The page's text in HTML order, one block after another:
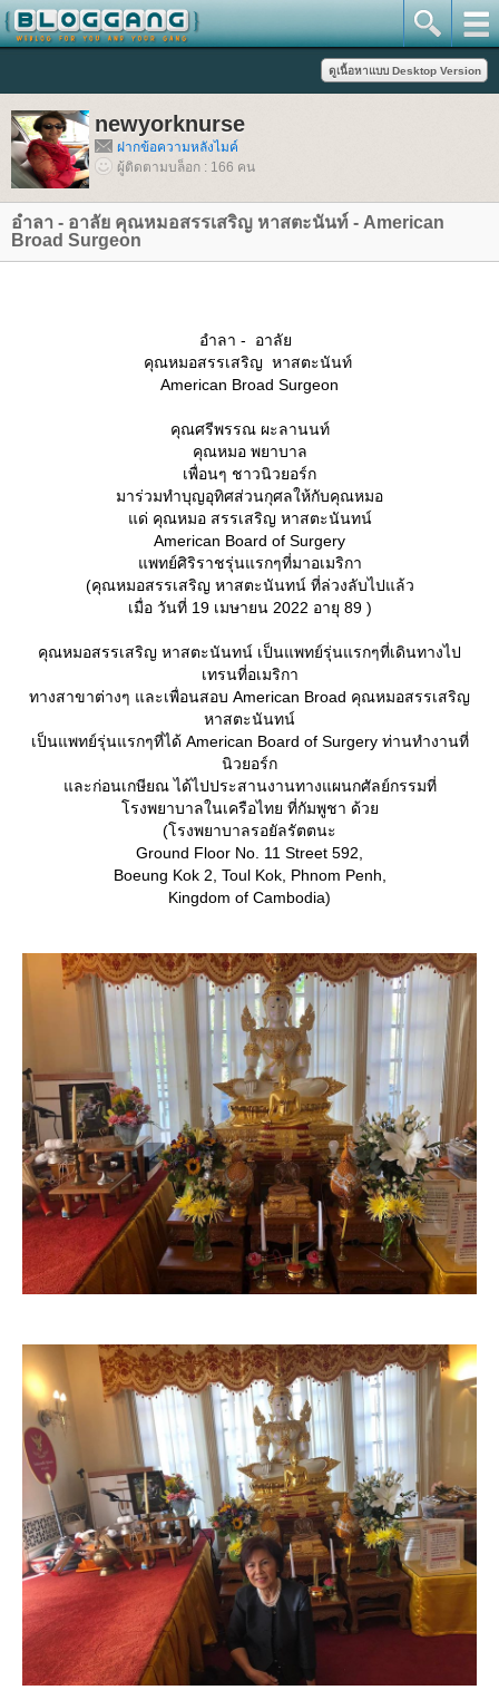
newyorknurse
ฝากข้อความหลังไมค์
ผู้ติดตามบล็อก : 166 คน
อำลา - อาลัย คุณหมอสรรเสริญ หาสตะนันท์ - American
Broad Surgeon
อำลา - อาลั
คุณหมอสรรเสริญ หาสตะนันท์
American Broad Surgeon
คุณศรีพรรณ ผะลานนท์
คุณหมอ พยาบาล
เพื่อนๆ ชาวนิวยอร์ก
มาร่วมทำบุญอุทิศส่วนกุศลให้กับคุณหมอ
ด่ คุณหมอ สรรเสริญ หาสตะนันทน์
American Board of Surgery
พทย์ศิริราชรุ่นแรกๆที่มาอเมริกา
(คุณหมอสรรเสริญ หาสตะนันทน์ ที่ล่วงลับไปแล้ว
เมื่อ วันที่ 19 เมษายน 2022 อายุ 89 )
คุณหมอสรรเสริญ หาสตะนันทน์ เป็นแพทย์รุ่นแรกๆที่เดินทางไป
เทรนที่อเมริกา
ทางสาขาต่างๆ และเพื่อนสอบ American Broad คุณหมอสรรเสริญ
หาสตะนันทน์
เป็นแพทย์รุ่นแรกๆที่ได้ American Board of Surgery ท่านทำงานที่
นิวยอร์ก
ละก่อนเกษียณ ได้ไปประสานงานทางแผนกศัลย์กรรมที่
รงพยาบาลในเครือไทย ที่กัมพูชา ด้ว
(โรงพยาบาลรอยัลรัตตนะ
Ground Floor No. 11 Street 592,
Boeung Kok 2, Toul Kok, Phnom Penh,
Kingdom of Cambodia)